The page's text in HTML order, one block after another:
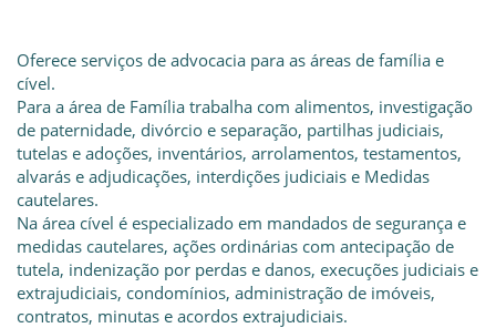
Oferece serviços de advocacia para as áreas de família e
cível.
Para a área de Família trabalha com alimentos, investigação
de paternidade, divórcio e separação, partilhas judiciais,
tutelas e adoções, inventários, arrolamentos, testamentos,
alvarás e adjudicações, interdições judiciais e Medidas
cautelares.
Na área cível é especializado em mandados de segurança e
medidas cautelares, ações ordinárias com antecipação de
tutela, indenização por perdas e danos, execuções judiciais e
extrajudiciais, condomínios, administração de imóveis,
contratos, minutas e acordos extrajudiciais.